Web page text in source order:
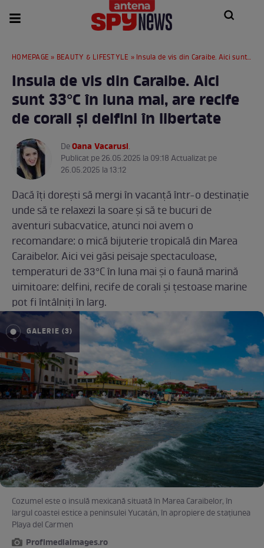
HOMEPAGE » BEAUTY & LIFESTYLE » Insula de vis din Caraibe. Aici sunt 33°C în luna mai, are recife de corali și delfini în libertate
Insula de vis din Caraibe. Aici
sunt 33°C în luna mai, are recife
de corali și delfini în libertate
DeOana Vacarusi.
Publicat pe 26.05.2025 la 09:18 Actualizat pe
26.05.2025 la 13:12
Dacă îți dorești să mergi în vacanță într-o destinație
unde să te relaxezi la soare și să te bucuri de
aventuri subacvatice, atunci noi avem o
recomandare: o mică bijuterie tropicală din Marea
Caraibelor. Aici vei găsi peisaje spectaculoase,
temperaturi de 33°C în luna mai și o faună marină
uimitoare: delfini, recife de corali și țestoase marine
pot fi întâlniți în larg.
GALERIE (3)
Cozumel este o insulă mexicană situată în Marea Caraibelor, în
largul coastei estice a peninsulei Yucatán, în apropiere de stațiunea
Playa del Carmen
Profimediaimages.ro